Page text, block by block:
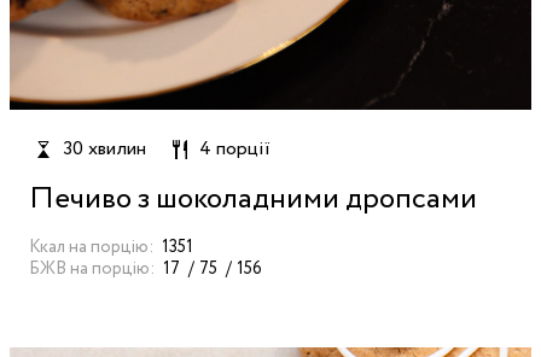
30 хвилин 4 порції
Печиво з шоколадними дропсами
Ккал на порцію: 1351
БЖВ на порцію: 17 75 156